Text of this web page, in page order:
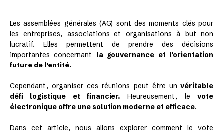
Les assemblées générales (AG) sont des moments clés pour
les entreprises, associations et organisations à but non
lucratif. Elles permettent de prendre des décisions
importantes concernant la gouvernance et l'orientation
future de l'entité.
Cependant, organiser ces réunions peut être un véritable
défi logistique et financier. Heureusement, le vote
électronique offre une solution moderne et efficace.
Dans cet article, nous allons explorer comment le vote